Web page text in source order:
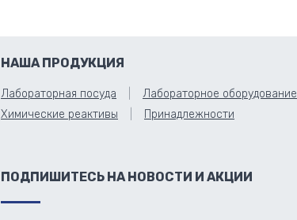
НАША ПРОДУКЦИЯ
Лабораторная посуда Лабораторное оборудование
Химические реактивы
Принадлежности
ПОДПИШИТЕСЬ НА НОВОСТИ И АКЦИИ